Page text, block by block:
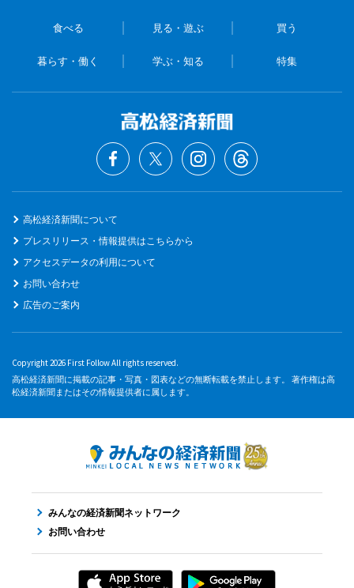
食べる 見る・遊ぶ 買う
暮らす・働く 学ぶ・知る 特集
高松経済新聞について
プレスリリース・情報提供はこちらから
アクセスデータの利用について
お問い合わせ
広告のご案内
Copyright 2026 First Follow All rights reserved.
高松経済新聞に掲載の記事・写真・図表などの無断転載を禁止します。 著作権は高
松経済新聞またはその情報提供者に属します。
みんなの経済新聞ネットワーク
お問い合わせ